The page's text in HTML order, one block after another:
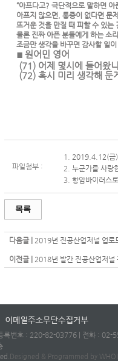
“아프다고? 극단적으로 말하면
아프지 않으면, 통증이 없다면 문
뜨거운 것을 만질 때 피할 수 있는
물론 진짜 아픈 분들에게 하는 소
조금만 생각을 바꾸면 감사할 일
■ 원어민 영어
(71) 어제 몇시에 들어
(72) 혹시 미리 생각해
파일첨부 :
1. 2019.4.12(금)
2. 누군가를 사랑
3. 항암바이러스
목록
다음글 | 2019년 진공산업저널 업로
이전글 | 2018년 발간 진공산업저널
록번호 : 220-82-03776 | 전화 :
Designed & Programmed by